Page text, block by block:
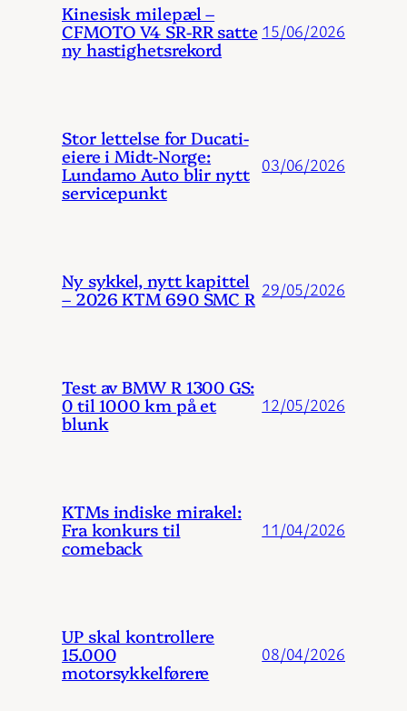
Kinesisk milepæl –
CFMOTO V4 SR-RR satte
ny hastighetsrekord
15/06/2026
Stor lettelse for Ducati-
eiere i Midt-Norge:
Lundamo Auto blir nytt
servicepunkt
03/06/2026
Ny sykkel, nytt kapittel
– 2026 KTM 690 SMC R 29/05/2026
Test av BMW R 1300 GS:
0 til 1000 km på et
blunk
12/05/2026
KTMs indiske mirakel:
Fra konkurs til
comeback
11/04/2026
UP skal kontrollere
15.000
motorsykkelførere
08/04/2026